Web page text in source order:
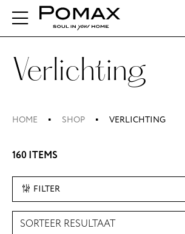
Verlichting
HOME SHOP VERLICHTING
160 ITEMS
FILTER